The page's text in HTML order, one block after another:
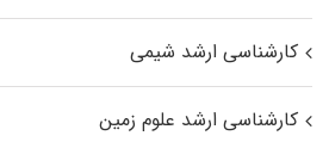
کارشناسی ارشد شیمی
کارشناسی ارشد علوم زمین